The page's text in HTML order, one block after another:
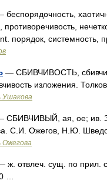
беспорядочность,
противоречивость,
порядок, системность,
— СБИВЧИВОСТЬ,
изложения.
Ушакова
СБИВЧИВЫЙ, ая, ое; ив.
С.И. Ожегов, Н.Ю.
Ожегова
ж. отвлеч. сущ. по прил.
…